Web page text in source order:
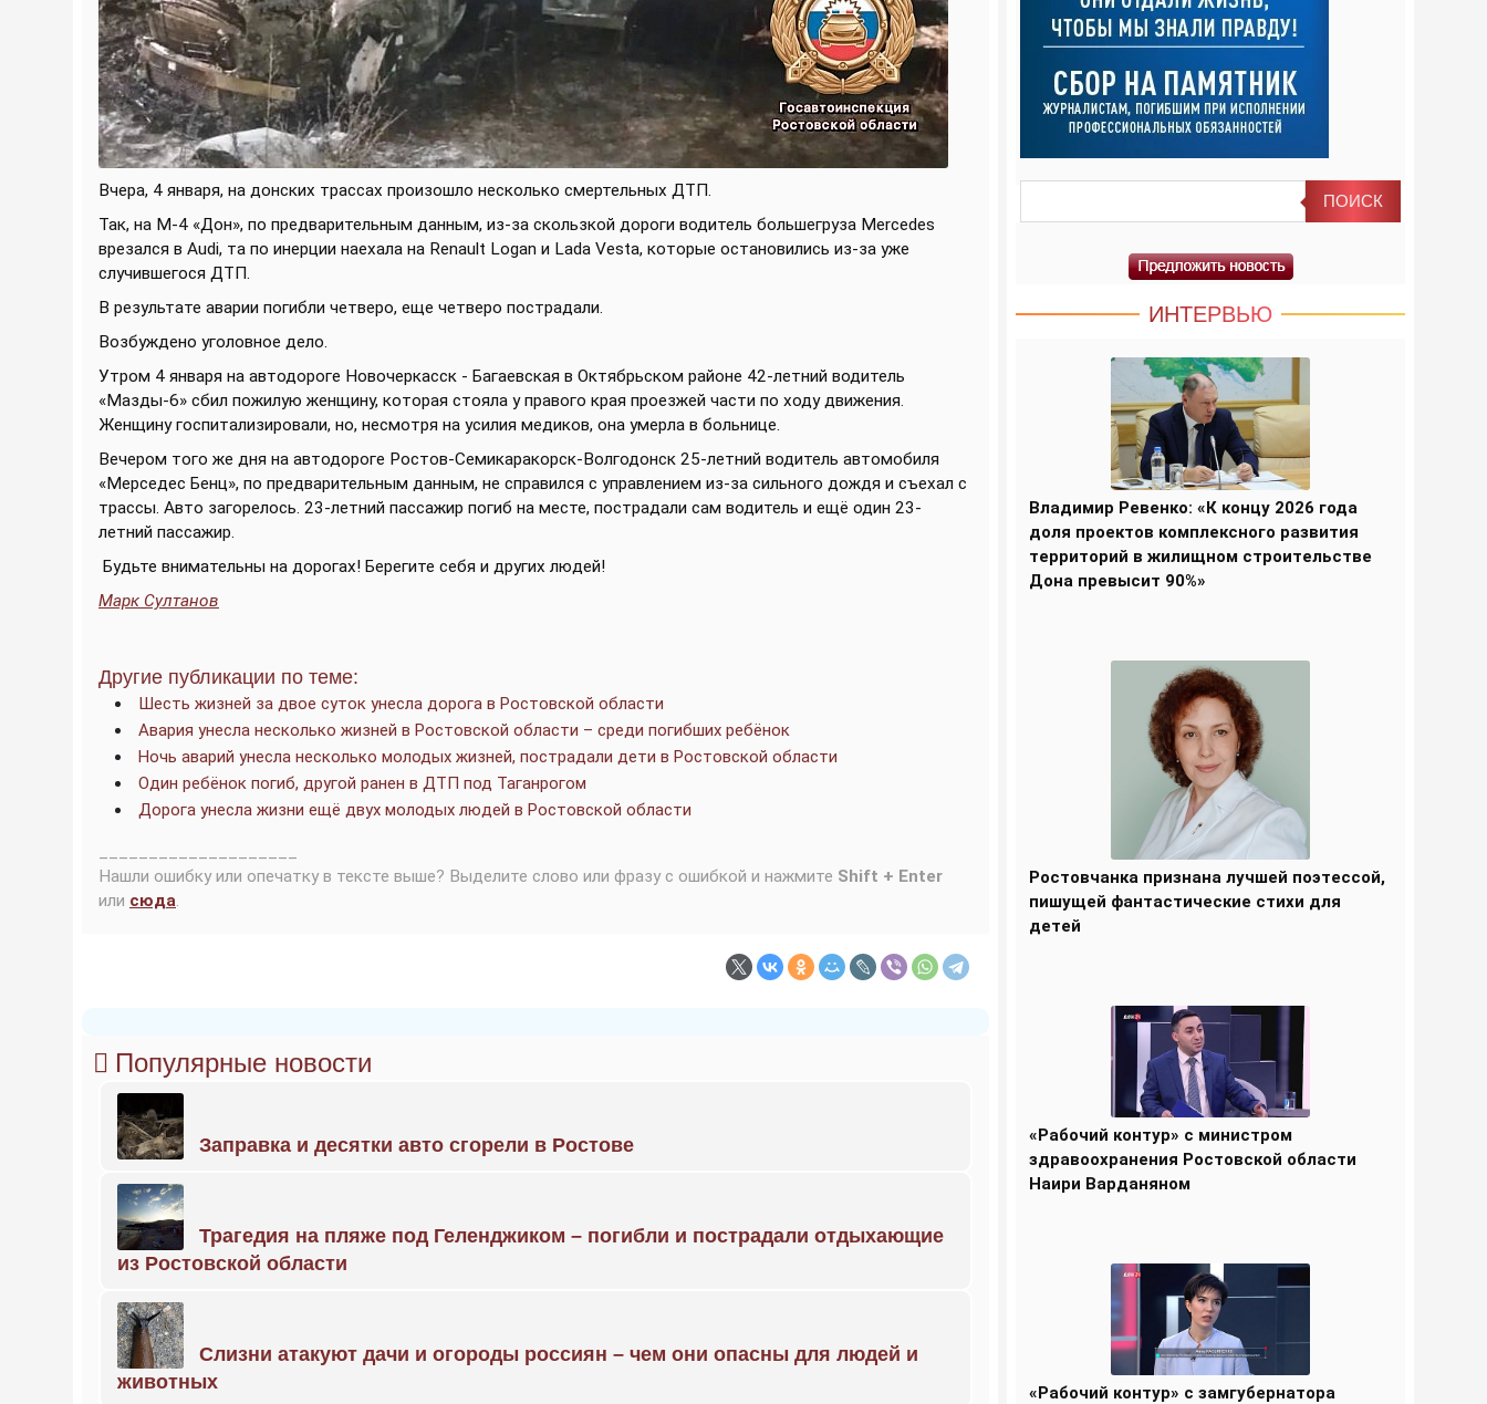
Вчера, 4 января, на донских трассах произошло несколько смертельных ДТП.
Так, на М-4 «Дон», по предварительным данным, из-за скользкой дороги водитель большегруза Mercedes
врезался в Audi, та по инерции наехала на Renault Logan и Lada Vesta, которые остановились из-за уже
случившегося ДТП.
В результате аварии погибли четверо, еще четверо пострадали.
Возбуждено уголовное дело.
Утром 4 января на автодороге Новочеркасск - Багаевская в Октябрьском районе 42-летний водитель
«Мазды-6» сбил пожилую женщину, которая стояла у правого края проезжей части по ходу движения.
Женщину госпитализировали, но, несмотря на усилия медиков, она умерла в больнице.
Вечером того же дня на автодороге Ростов-Семикаракорск-Волгодонск 25-летний водитель автомобиля
«Мерседес Бенц», по предварительным данным, не справился с управлением из-за сильного дождя и съехал с
трассы. Авто загорелось. 23-летний пассажир погиб на месте, пострадали сам водитель и ещё один 23-
летний пассажир.
Будьте внимательны на дорогах! Берегите себя и других людей!
Марк Султанов
Другие публикации по теме:
Шесть жизней за двое суток унесла дорога в Ростовской области
Авария унесла несколько жизней в Ростовской области – среди погибших ребёнок
Ночь аварий унесла несколько молодых жизней, пострадали дети в Ростовской области
Один ребёнок погиб, другой ранен в ДТП под Таганрогом
Дорога унесла жизни ещё двух молодых людей в Ростовской области
Нашли ошибку или опечатку в тексте выше? Выделите слово или фразу с ошибкой и нажмите Shift + Enter
или сюда.
Популярные новости
Заправка и десятки авто сгорели в Ростове
Трагедия на пляже под Геленджиком – погибли и пострадали отдыхающие
из Ростовской области
Слизни атакуют дачи и огороды россиян – чем они опасны для людей и
животных
ИНТЕРВЬЮ
Владимир Ревенко: «К концу 2026 года
доля проектов комплексного развития
территорий в жилищном строительстве
Дона превысит 90%»
Ростовчанка признана лучшей поэтессой,
пишущей фантастические стихи для
детей
«Рабочий контур» с министром
здравоохранения Ростовской области
Наири Варданяном
«Рабочий контур» с замгубернатора